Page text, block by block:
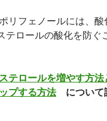
リフェノールには、
テロールの酸化を防ぐ
テロールを増やす方
プする方法について